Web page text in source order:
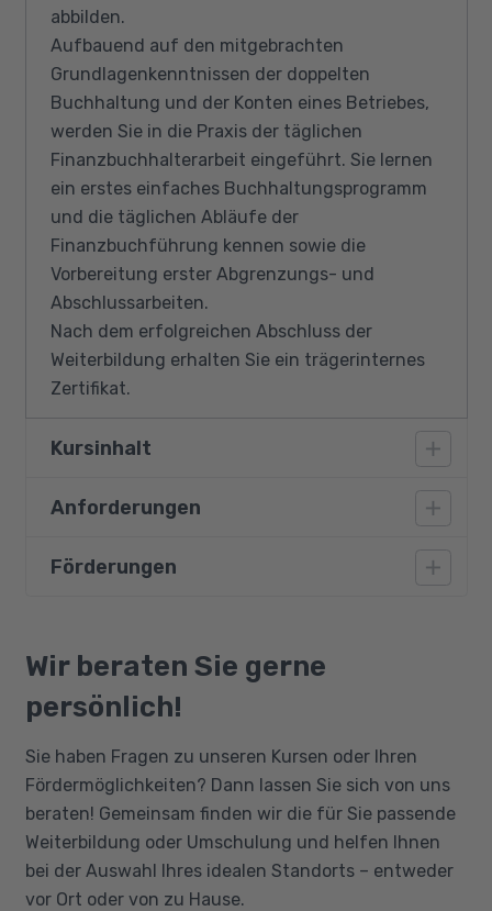
abbilden.
Aufbauend auf den mitgebrachten
Grundlagenkenntnissen der doppelten
Buchhaltung und der Konten eines Betriebes,
werden Sie in die Praxis der täglichen
Finanzbuchhalterarbeit eingeführt. Sie lernen
ein erstes einfaches Buchhaltungsprogramm
und die täglichen Abläufe der
Finanzbuchführung kennen sowie die
Vorbereitung erster Abgrenzungs- und
Abschlussarbeiten.
Nach dem erfolgreichen Abschluss der
Weiterbildung erhalten Sie ein trägerinternes
Zertifikat.
Kursinhalt
Das Buchführungsprogramm einsetzen
Mahnverfahren
Personalaufwendungen:
Lohn-/Gehaltsliste
Sonstige Personalaufwendungen
Anlagenwirtschaft:
Beschaffung
Nutzung
Anforderungen
PC-Kenntnisse inkl. MS-Office, gute
allgemeinbildender Schulabschluss SEK I und
eine abgeschlossene Berufsausbildung.
Grundkenntnisse in Buchführung sind
Förderungen
Qualifizierungschancengesetz
Berufliche Rehabilitation
Wir beraten Sie gerne
persönlich!
Sie haben Fragen zu unseren Kursen oder Ihren
Fördermöglichkeiten? Dann lassen Sie sich von uns
beraten! Gemeinsam finden wir die für Sie passende
Weiterbildung oder Umschulung und helfen Ihnen
bei der Auswahl Ihres idealen Standorts – entweder
vor Ort oder von zu Hause.